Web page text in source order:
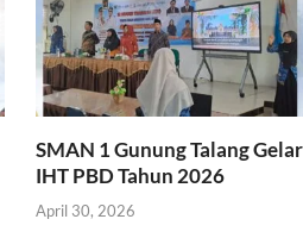
SMAN 1 Gunung Talang Gelar
IHT PBD Tahun 2026
April 30, 2026